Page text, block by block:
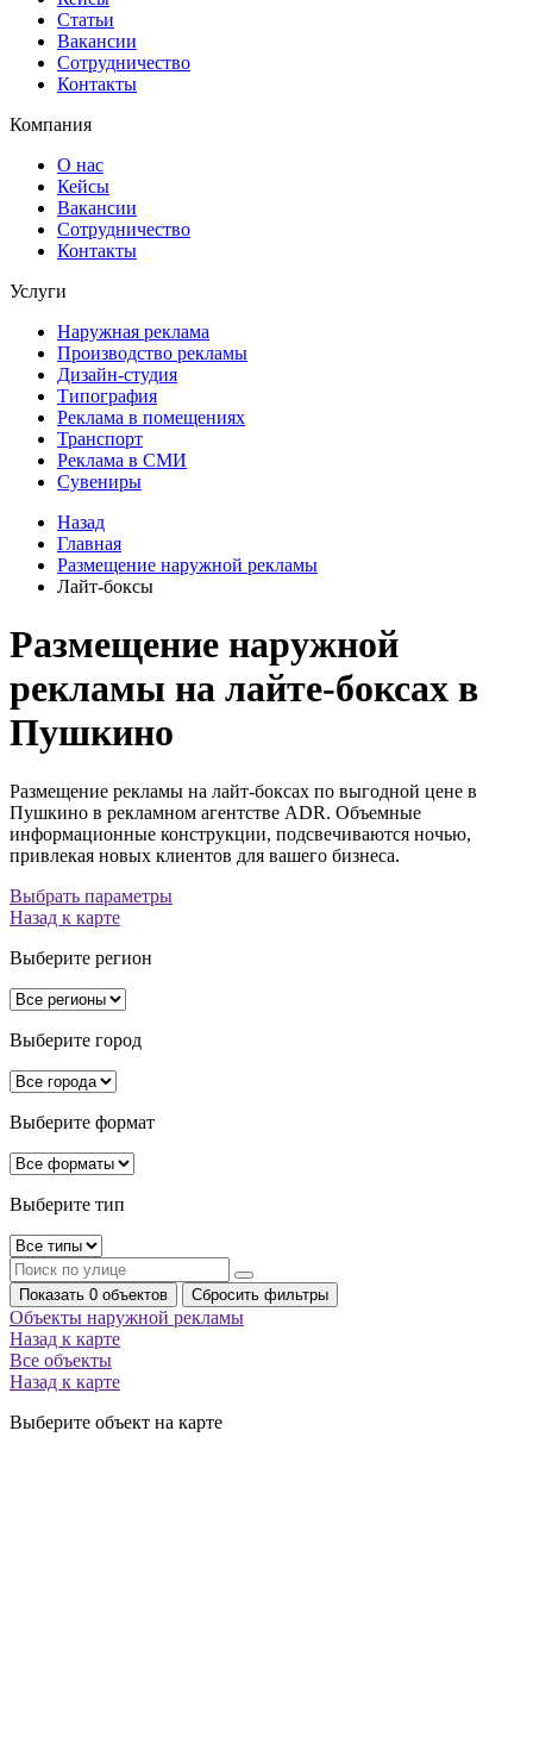
Статьи
Вакансии
Сотрудничество
Контакты
Компания
О нас
Кейсы
Вакансии
Сотрудничество
Контакты
Услуги
Наружная реклама
Производство рекламы
Дизайн-студия
Типография
Реклама в помещениях
Транспорт
Реклама в СМИ
Сувениры
Назад
Главная
Размещение наружной рекламы
Лайт-боксы
Размещение наружной
рекламы на лайте-боксах в
Пушкино
Размещение рекламы на лайт-боксах по выгодной цене в
Пушкино в рекламном агентстве ADR. Объемные
информационные конструкции, подсвечиваются ночью,
привлекая новых клиентов для вашего бизнеса.
Выбрать параметры
Назад к карте
Выберите регион
Выберите город
Выберите формат
Выберите тип
Показать 0 объектов Сбросить фильтры
Объекты наружной рекламы
Назад к карте
Все объекты
Назад к карте
Выберите объект на карте